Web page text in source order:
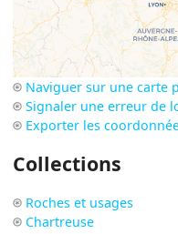
Naviguer sur une carte
Signaler une erreur de
Exporter les
Collections
Roches et usages
Chartreuse